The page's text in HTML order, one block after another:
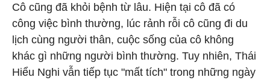
Cô cũng đã khỏi bệnh từ lâu. Hiện tại cô đã có
công việc bình thường, lúc rảnh rỗi cô cũng đi du
lịch cùng người thân, cuộc sống của cô không
khác gì những người bình thường. Tuy nhiên, Thái
Hiểu Nghi vẫn tiếp tục "mất tích" trong những ngày